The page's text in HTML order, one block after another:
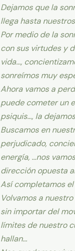
Dejamos que la
llega hasta
Por medio de la
con sus virtudes y
vida…,
sonreímos muy
Ahora vamos a
puede cometer un
psiquis…, la
Buscamos en
perjudicado,
energía, …nos
dirección opuesta
Así completamos el
Volvamos a
sin importar del
límites de nuestro
hallan…